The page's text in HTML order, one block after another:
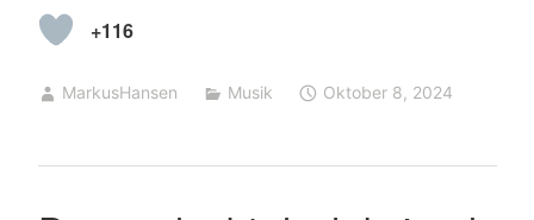
+116
MarkusHansen Musik Oktober 8, 2024